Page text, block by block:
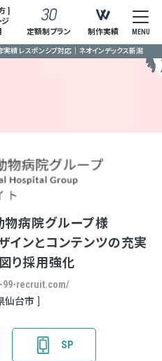
]
ジ
定額制プラン 制作実績 MENU
実績 レスポンシブ対応｜ネオインデックス新潟
病院グループ様
インとコンテンツの充実
り採用強化
99-recruit.com/
仙台市
SP